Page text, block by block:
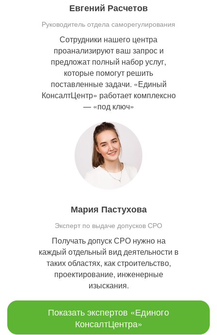
Евгений Расчетов
Руководитель отдела саморегулирования
Сотрудники нашего центра
проанализируют ваш запрос и
предложат полный набор услуг,
которые помогут решить
поставленные задачи. «Единый
КонсалтЦентр» работает комплексно
— «под ключ»
Мария Пастухова
Эксперт по выдаче допусков СРО
Получать допуск СРО нужно на
каждый отдельный вид деятельности в
таких областях, как строительство,
проектирование, инженерные
изыскания.
Показать экспертов «Единого
КонсалтЦентра»